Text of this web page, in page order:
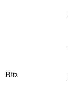
Bitz